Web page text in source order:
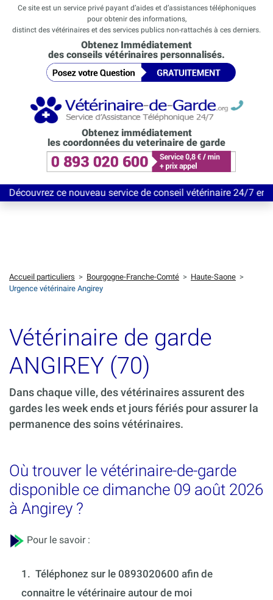
Ce site est un service privé payant d’aides et d’assistances téléphoniques
pour obtenir des informations,
distinct des vétérinaires et des services publics non-rattachés à ces derniers.
Obtenez Immédiatement
des conseils vétérinaires personnalisés.
Obtenez immédiatement
les coordonnées du veterinaire de garde
ce nouveau service de conseil vétérinaire 24/7 entièrement
Accueil particuliers > Bourgogne-Franche-Comté > Haute-Saone >
Urgence vétérinaire Angirey
Vétérinaire de garde
ANGIREY (70)
Dans chaque ville, des vétérinaires assurent des
gardes les week ends et jours fériés pour assurer la
permanence des soins vétérinaires.
Où trouver le vétérinaire-de-garde
disponible ce dimanche 09 août 2026
à Angirey ?
Pour le savoir :
1. Téléphonez sur le 0893020600 afin de
connaitre le vétérinaire autour de moi